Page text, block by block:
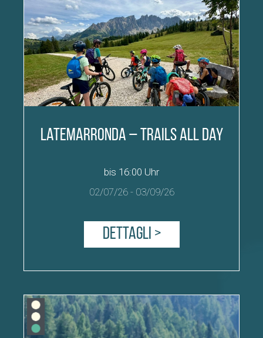
Latemarronda – Trails all day
bis 16:00 Uhr
02/07/26- 03/09/26
Dettagli >